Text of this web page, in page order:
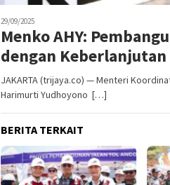
29/09/2025
Menko AHY:
dengan
JAKARTA (trijaya.co) — Menteri
Harimurti Yudhoyono […]
BERITA TERKAIT